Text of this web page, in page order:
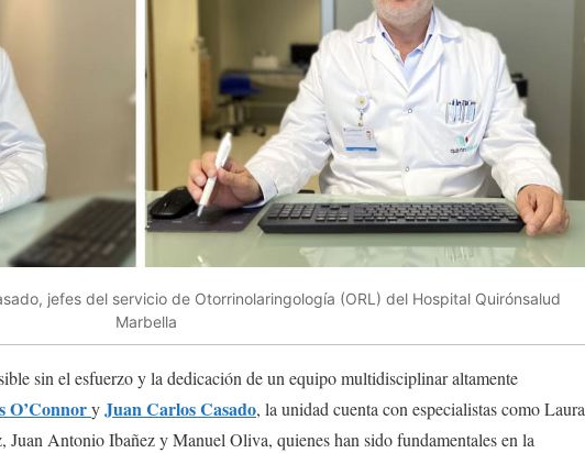
jefes del servicio de Otorrinolaringología (ORL) del Hospital Quirónsalud
Marbella
sin el esfuerzo y la dedicación de un equipo multidisciplinar altamente
O’ConnoryJuan Carlos Casado, la unidad cuenta con especialistas como Laura
Antonio Ibañez y Manuel Oliva, quienes han sido fundamentales en la